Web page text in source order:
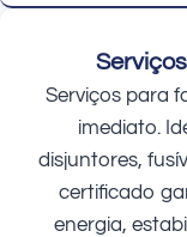
Serviços para
imediato.
disjuntores,
certificado
energia,